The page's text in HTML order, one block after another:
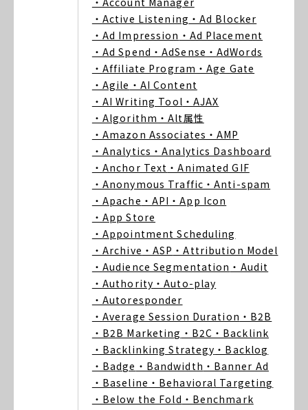
・Active Listening ・Ad Blocker
・Ad Impression ・Ad Placement
・Ad Spend ・AdSense ・AdWords
・Affiliate Program ・Age Gate
・Agile ・AI Content
・AI Writing Tool ・AJAX
・Algorithm ・Alt属性
・Amazon Associates ・AMP
・Analytics ・Analytics Dashboard
・Anchor Text ・Animated GIF
・Anonymous Traffic ・Anti-spam
・Apache ・API ・App Icon
・App Store
・Appointment Scheduling
・Archive ・ASP ・Attribution Model
・Audience Segmentation ・Audit
・Authority ・Auto-play
・Autoresponder
・Average Session Duration ・B2B
・B2B Marketing ・B2C ・Backlink
・Backlinking Strategy ・Backlog
・Badge ・Bandwidth ・Banner Ad
・Baseline ・Behavioral Targeting
・Below the Fold ・Benchmark